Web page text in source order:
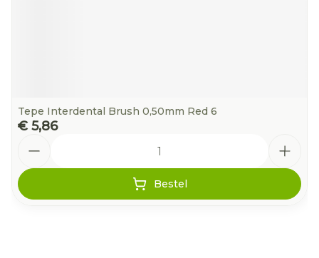
Tepe Interdental Brush 0,50mm Red 6
€ 5,86
Bestel